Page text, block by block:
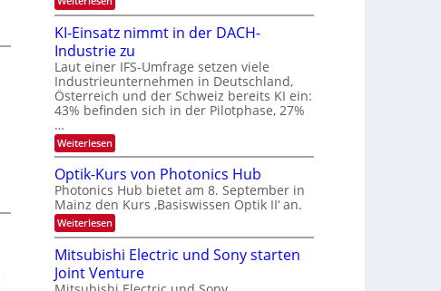
l
d
v
e
r
a
r
b
e
i
t
u
n
g
s
-
l
d
e
t
s
t
a
r
k
e
W
a
h
s
t
u
m
m
e
r
8
9
.
W
E
-
H
e
a
e
s
-
S
e
m
i
n
a
r
KI-Einsatz nimmt in der DACH-
Industrie zu
Laut einer IFS-Umfrage setzen viele
Industrieunternehmen in Deutschland,
Österreich und der Schweiz bereits KI ein:
43% befinden sich in der Pilotphase, 27%
…
Weiterlesen:
K
-
E
i
n
s
a
t
z
n
Optik-Kurs von Photonics Hub
Photonics Hub bietet am 8. September in
Mainz den Kurs ‚Basiswissen Optik II‘ an.
Weiterlesen:
O
p
t
i
k
Mitsubishi Electric und Sony starten
Joint Venture